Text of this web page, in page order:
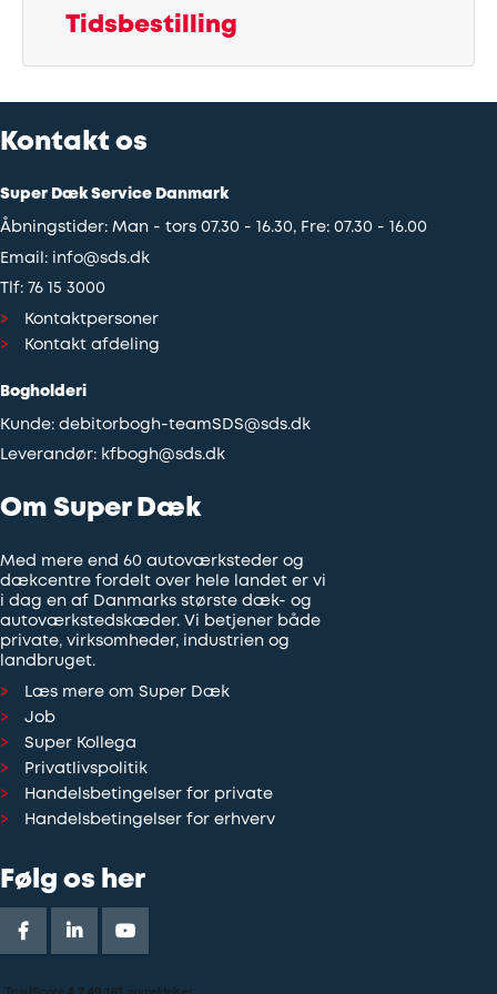
Udstødning
SDS
Fdm
kvalitetskontrol
Finansiering
Se
alle
services
Tidsbestilling
Kontakt os
Super Dæk Service Danmark
Åbningstider: Man - tors 07.30 - 16.30, Fre: 07.30 - 16.00
Email: info@sds.dk
Tlf: 76 15 3000
Kontaktpersoner
Kontakt afdeling
Bogholderi
Kunde: debitorbogh-teamSDS@sds.dk
Leverandør: kfbogh@sds.dk
Om Super Dæk
Med mere end 60 autoværksteder og
dækcentre fordelt over hele landet er vi
i dag en af Danmarks største dæk- og
autoværkstedskæder. Vi betjener både
private, virksomheder, industrien og
landbruget.
Læs mere om Super Dæk
Job
Super Kollega
Privatlivspolitik
Handelsbetingelser for private
Handelsbetingelser for erhverv
Følg os her